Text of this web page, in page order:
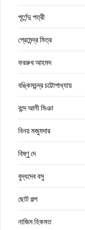
পূর্ণেন্দু পত্রী
প্রেমেন্দ্র মিত্র
ফররুখ আহমদ
বঙ্কিমচন্দ্র চট্টোপাধ্যায়
বন্দে আলী মিঞা
বিনয় মজুমদার
বিষ্ণু দে
বুদ্ধদেব বসু
ছোট গল্প
নাজিম হিকমত